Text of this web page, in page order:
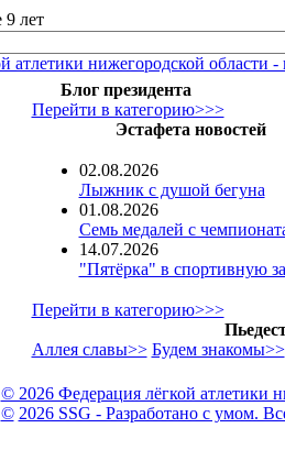
Блог президента
Перейти в категорию>>>
Эстафета новостей
02.08.2026
Лыжник с душой бегуна
01.08.2026
Семь медалей с
14.07.2026
"Пятёрка" в спортивную
Перейти в категорию>>>
Аллея славы>> Будем знакомы>>
© 2026 Федерация лёгкой атлетики
© 2026 SSG - Разработано с умом.